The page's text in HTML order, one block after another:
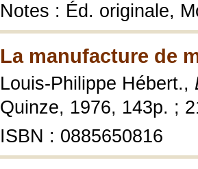
Notes : Éd. originale,
La manufacture de
Louis-Philippe Hébert.,
Quinze, 1976, 143p. ;
ISBN : 0885650816